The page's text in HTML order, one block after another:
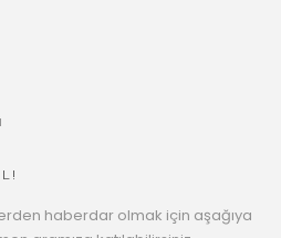
haberdar olmak için aşağıya